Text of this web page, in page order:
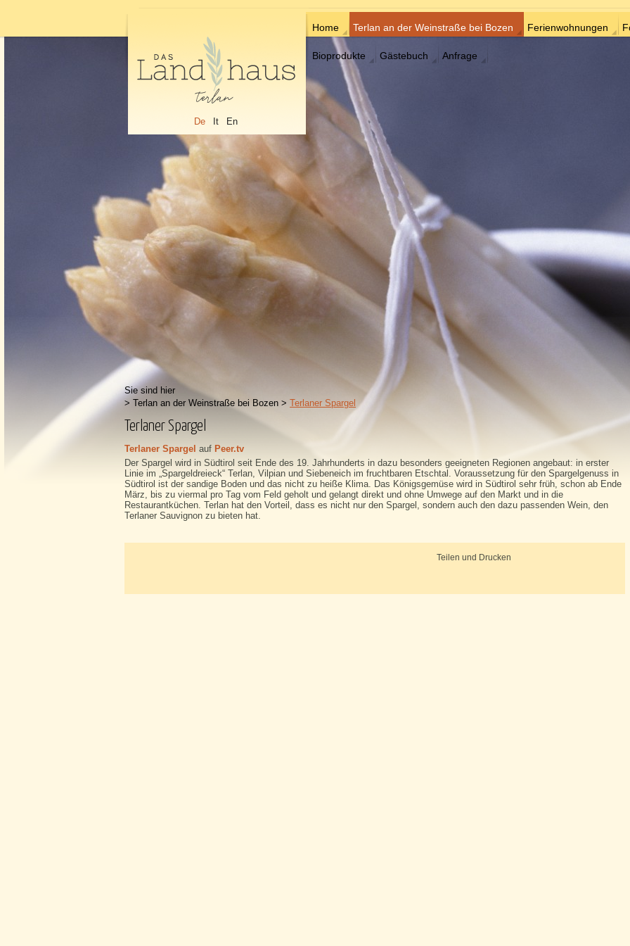
De It En
Home Terlan an der Weinstraße bei Bozen Ferienwohnungen
Bioprodukte Gästebuch Anfrage
Sie sind hier
> Terlan an der Weinstraße bei Bozen > Terlaner Spargel
Terlaner Spargel
Terlaner Spargel auf Peer.tv
Der Spargel wird in Südtirol seit Ende des 19. Jahrhunderts in dazu besonders geeigneten Regionen angebaut: in erster
Linie im „Spargeldreieck“ Terlan, Vilpian und Siebeneich im fruchtbaren Etschtal. Voraussetzung für den Spargelgenuss in
Südtirol ist der sandige Boden und das nicht zu heiße Klima. Das Königsgemüse wird in Südtirol sehr früh, schon ab Ende
März, bis zu viermal pro Tag vom Feld geholt und gelangt direkt und ohne Umwege auf den Markt und in die
Restaurantküchen. Terlan hat den Vorteil, dass es nicht nur den Spargel, sondern auch den dazu passenden Wein, den
Terlaner Sauvignon zu bieten hat.
Teilen und Drucken